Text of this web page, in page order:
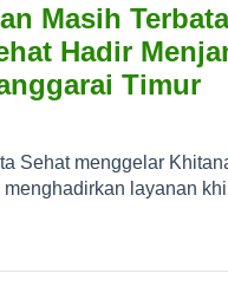
Masih
Hadir
Timur
Sehat menggelar
menghadirkan layanan